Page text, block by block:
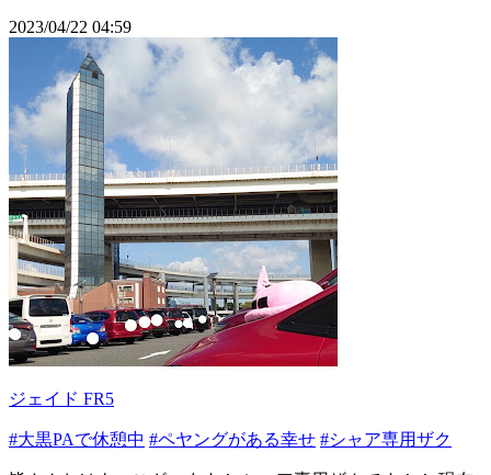
2023/04/22 04:59
ジェイド FR5
#大黒PAで休憩中 #ペヤングがある幸せ #シャア専用ザク